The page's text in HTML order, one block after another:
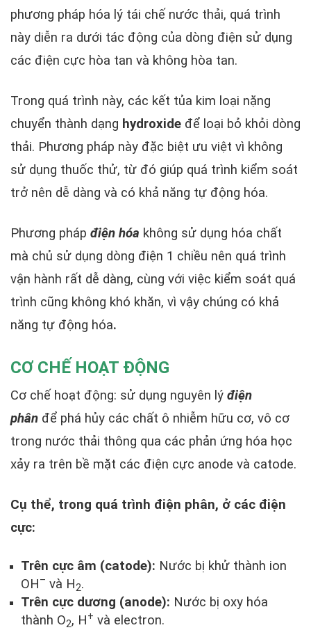
phương pháp hóa lý tái chế nước thải, quá trình
này diễn ra dưới tác động của dòng điện sử dụng
các điện cực hòa tan và không hòa tan.
Trong quá trình này, các kết tủa kim loại nặng
chuyển thành dạng hydroxide để loại bỏ khỏi dòng
thải. Phương pháp này đặc biệt ưu việt vì không
sử dụng thuốc thử, từ đó giúp quá trình kiểm soát
trở nên dễ dàng và có khả năng tự động hóa.
Phương pháp điện hóa không sử dụng hóa chất
mà chủ sử dụng dòng điện 1 chiều nên quá trình
vận hành rất dễ dàng, cùng với việc kiểm soát quá
trình cũng không khó khăn, vì vậy chúng có khả
năng tự động hóa.
CƠ CHẾ HOẠT ĐỘNG
Cơ chế hoạt động: sử dụng nguyên lý điện
phân để phá hủy các chất ô nhiễm hữu cơ, vô cơ
trong nước thải thông qua các phản ứng hóa học
xảy ra trên bề mặt các điện cực anode và catode.
Cụ thể, trong quá trình điện phân, ở các điện
cực:
Trên cực âm (catode): Nước bị khử thành ion
OH– và H2.
Trên cực dương (anode): Nước bị oxy hóa
thành O2, H+ và electron.